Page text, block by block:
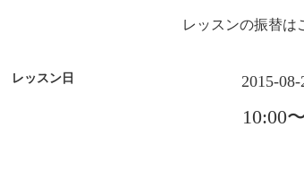
レッスンの振替は
レッスン日 2015-
10:00